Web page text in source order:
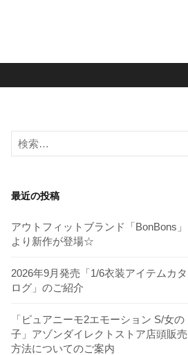
検
索:
最近の投稿
アウトフィットブランド「BonBons」
より新作が登場☆
2026年9月発売「1/6衣装アイテムカタ
ログ」のご紹介
「ピュアニーモ2エモーション S/女の
子」アゾンダイレクトストア店頭販売
方法についてのご案内